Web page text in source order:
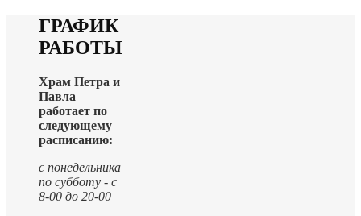
ГРАФИК
РАБОТЫ
Храм Петра и
Павла
работает по
следующему
расписанию:
с понедельника
по субботу - с
8-00 до 20-00